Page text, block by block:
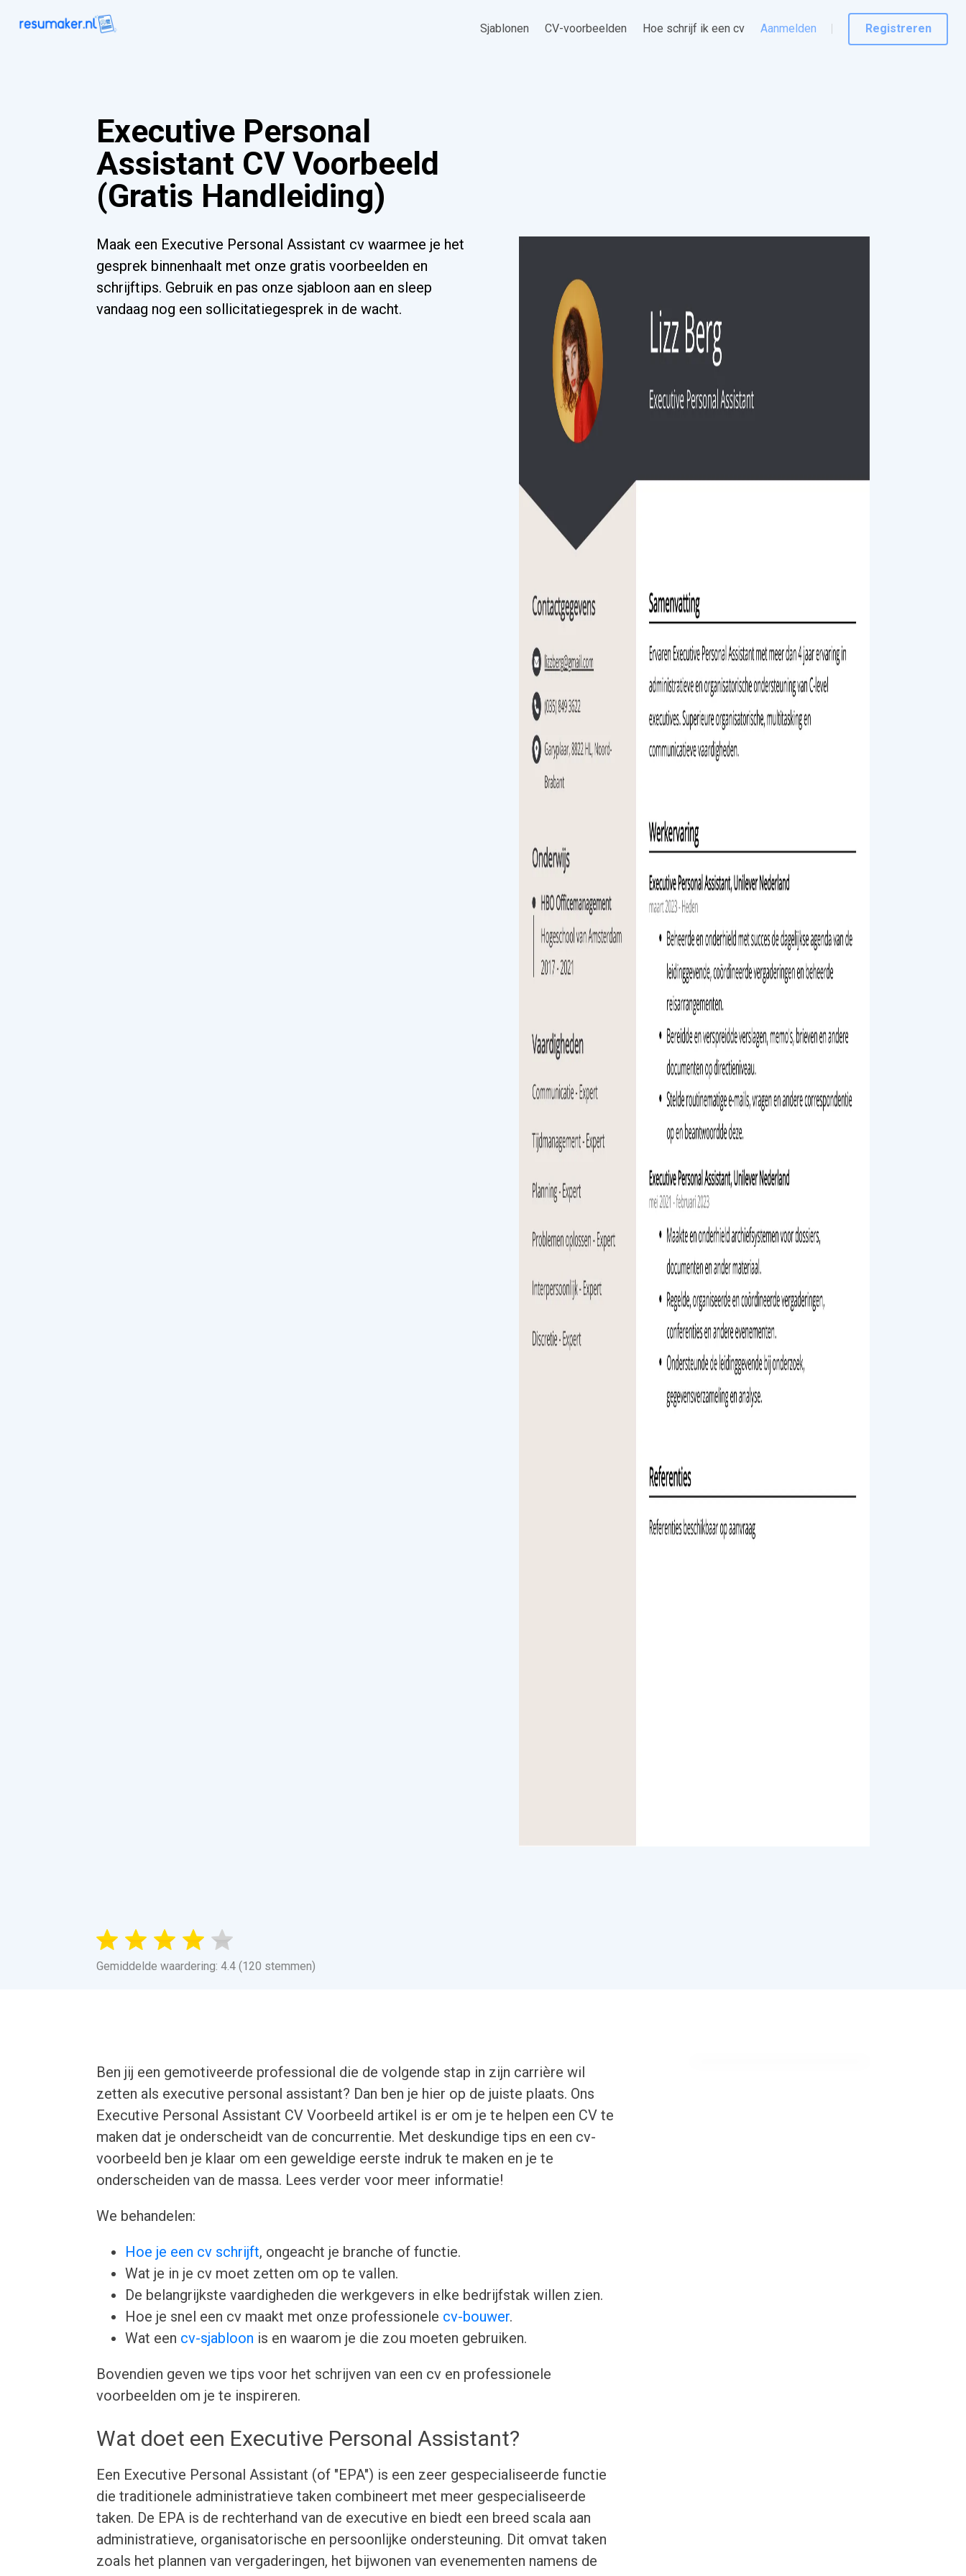
Sjablonen CV-voorbeelden Hoe schrijf ik een cv Aanmelden Registreren
Executive Personal
Assistant CV Voorbeeld
(Gratis Handleiding)
Maak een Executive Personal Assistant cv waarmee je het
gesprek binnenhaalt met onze gratis voorbeelden en
schrijftips. Gebruik en pas onze sjabloon aan en sleep
vandaag nog een sollicitatiegesprek in de wacht.
Gemiddelde waardering: 4.4 (120 stemmen)
Ben jij een gemotiveerde professional die de volgende stap in zijn carrière wil
zetten als executive personal assistant? Dan ben je hier op de juiste plaats. Ons
Executive Personal Assistant CV Voorbeeld artikel is er om je te helpen een CV te
maken dat je onderscheidt van de concurrentie. Met deskundige tips en een cv-
voorbeeld ben je klaar om een geweldige eerste indruk te maken en je te
onderscheiden van de massa. Lees verder voor meer informatie!
We behandelen:
Hoe je een cv schrijft, ongeacht je branche of functie.
Wat je in je cv moet zetten om op te vallen.
De belangrijkste vaardigheden die werkgevers in elke bedrijfstak willen zien.
Hoe je snel een cv maakt met onze professionele cv-bouwer.
Wat een cv-sjabloon is en waarom je die zou moeten gebruiken.
Bovendien geven we tips voor het schrijven van een cv en professionele
voorbeelden om je te inspireren.
Wat doet een Executive Personal Assistant?
Een Executive Personal Assistant (of "EPA") is een zeer gespecialiseerde functie
die traditionele administratieve taken combineert met meer gespecialiseerde
taken. De EPA is de rechterhand van de executive en biedt een breed scala aan
administratieve, organisatorische en persoonlijke ondersteuning. Dit omvat taken
zoals het plannen van vergaderingen, het bijwonen van evenementen namens de